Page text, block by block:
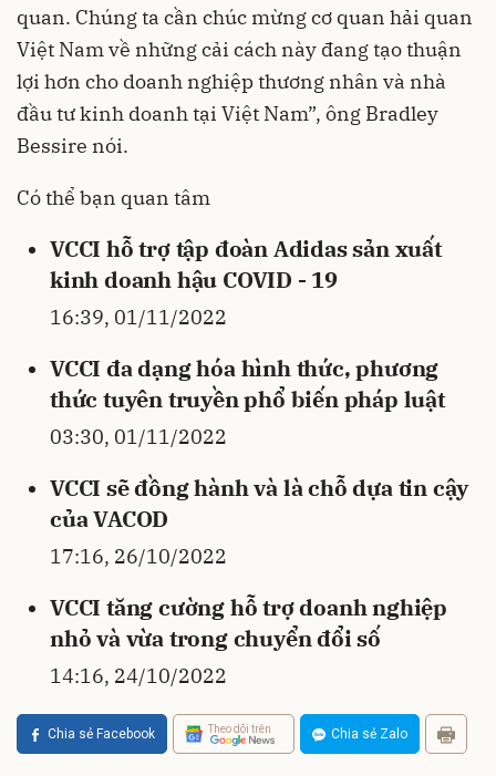
quan. Chúng ta cần chúc mừng cơ quan hải quan
Việt Nam về những cải cách này đang tạo thuận
lợi hơn cho doanh nghiệp thương nhân và nhà
đầu tư kinh doanh tại Việt Nam”, ông Bradley
Bessire nói.
Có thể bạn quan tâm
VCCI hỗ trợ tập đoàn Adidas sản xuất
kinh doanh hậu COVID - 19
16:39, 01/11/2022
VCCI đa dạng hóa hình thức, phương
thức tuyên truyền phổ biến pháp luật
03:30, 01/11/2022
VCCI sẽ đồng hành và là chỗ dựa tin cậy
của VACOD
17:16, 26/10/2022
VCCI tăng cường hỗ trợ doanh nghiệp
nhỏ và vừa trong chuyển đổi số
14:16, 24/10/2022
Chia sẻ Facebook Theo dõi trên Chia sẻ Zalo